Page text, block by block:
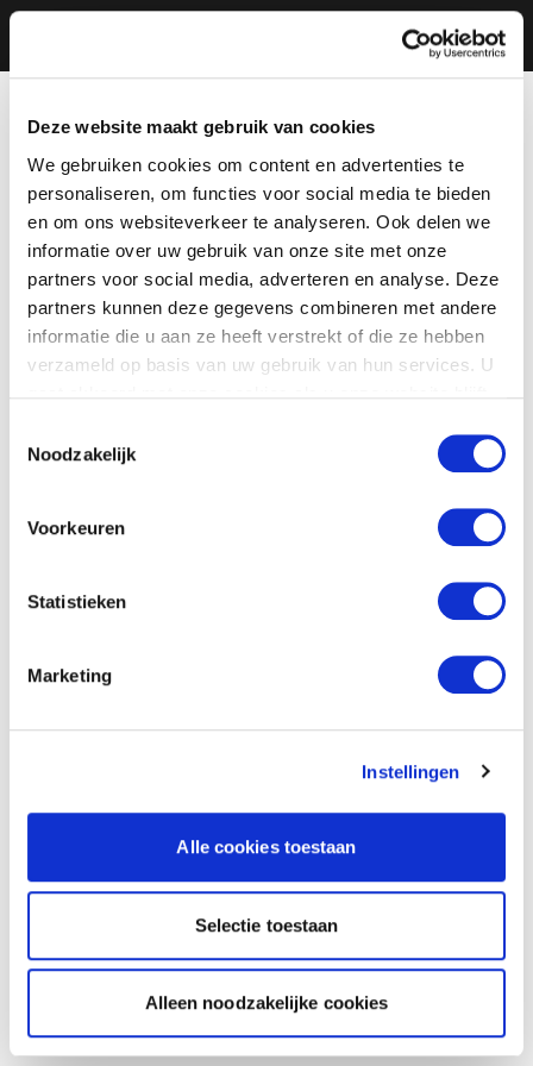
Deze website maakt gebruik van cookies
We gebruiken cookies om content en advertenties te
personaliseren, om functies voor social media te bieden
en om ons websiteverkeer te analyseren. Ook delen we
informatie over uw gebruik van onze site met onze
partners voor social media, adverteren en analyse. Deze
partners kunnen deze gegevens combineren met andere
informatie die u aan ze heeft verstrekt of die ze hebben
verzameld op basis van uw gebruik van hun services. U
Noodzakelijk
Voorkeuren
Statistieken
Marketing
Instellingen
Alle cookies toestaan
Selectie toestaan
Alleen noodzakelijke cookies